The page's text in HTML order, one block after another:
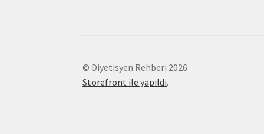
© Diyetisyen Rehberi 2026
Storefront ile yapıldı.